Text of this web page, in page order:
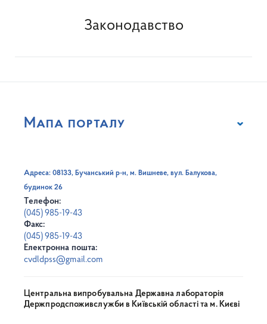
Законодавство
Мапа порталу
Адреса: 08133, Бучанський р-н, м. Вишневе, вул. Балукова,
будинок 26
Телефон:
(045) 985-19-43
Факс:
(045) 985-19-43
Електронна пошта:
cvdldpss@gmail.com
Центральна випробувальна Державна лабораторія
Держпродспоживслужби в Київській області та м. Києві